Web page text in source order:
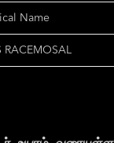
Name
RACEMOSAL